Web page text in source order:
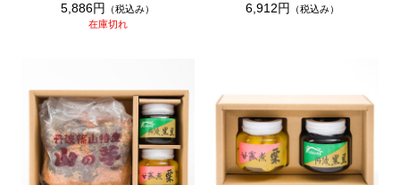
5,886円
（税込み）
在庫切れ
6,912円 （税込み）